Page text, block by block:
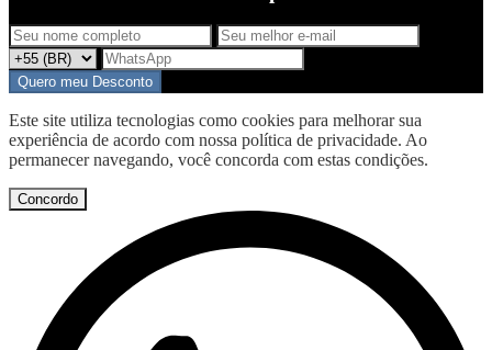
Quero meu Desconto
Este site utiliza tecnologias como cookies para melhorar sua
experiência de acordo com nossa política de privacidade. Ao
permanecer navegando, você concorda com estas condições.
Concordo